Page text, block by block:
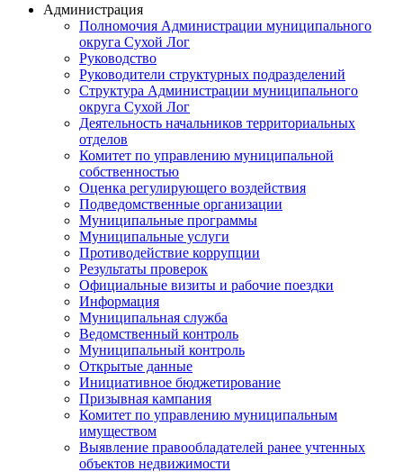
Администрация
Полномочия Администрации муниципального
округа Сухой Лог
Руководство
Руководители структурных подразделений
Структура Администрации муниципального
округа Сухой Лог
Деятельность начальников территориальных
отделов
Комитет по управлению муниципальной
собственностью
Оценка регулирующего воздействия
Подведомственные организации
Муниципальные программы
Муниципальные услуги
Противодействие коррупции
Результаты проверок
Официальные визиты и рабочие поездки
Информация
Муниципальная служба
Ведомственный контроль
Муниципальный контроль
Открытые данные
Инициативное бюджетирование
Призывная кампания
Комитет по управлению муниципальным
имуществом
Выявление правообладателей ранее учтенных
объектов недвижимости